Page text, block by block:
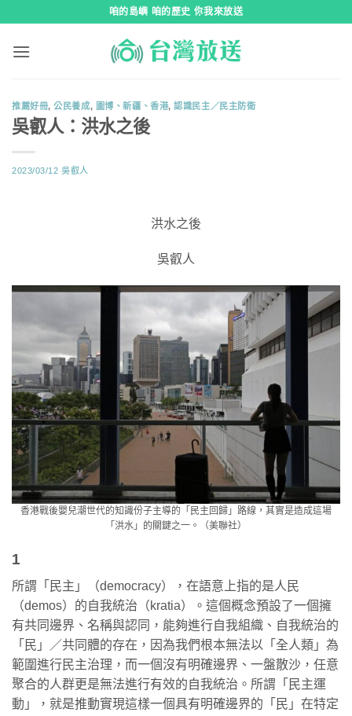
咱的島嶼 咱的歷史 你我來放送
推薦好冊,公民養成, 圖博、新疆、香港,認識民主／民主防衛
吳叡人：洪水之後
2023/03/12 吳叡人
洪水之後
吳叡人
香港戰後嬰兒潮世代的知識份子主導的「民主回歸」路線，其實是造成這場
「洪水」的關鍵之一。（美聯社）
1
所謂「民主」（democracy），在語意上指的是人民
（demos）的自我統治（kratia）。這個概念預設了一個擁
有共同邊界、名稱與認同，能夠進行自我組織、自我統治的
「民」／共同體的存在，因為我們根本無法以「全人類」為
範圍進行民主治理，而一個沒有明確邊界、一盤散沙，任意
聚合的人群更是無法進行有效的自我統治。所謂「民主運
動」，就是推動實現這樣一個具有明確邊界的「民」在特定